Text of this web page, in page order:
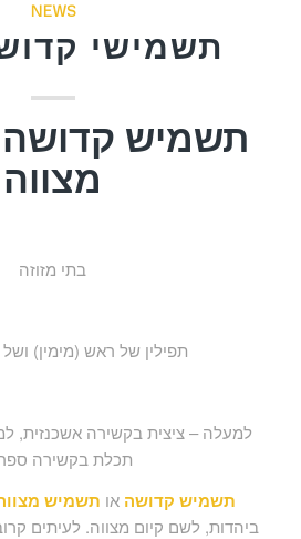
NEWS
תשמישי
תשמיש
מצווה
בתי מזוזה
תפילין של ראש (מימין)
למעלה – ציצית בקשירה אשכנזית,
תכלת בקשירה
תשמיש קדושה או תשמיש
ביהדות, לשם קיום מצווה. לעיתים